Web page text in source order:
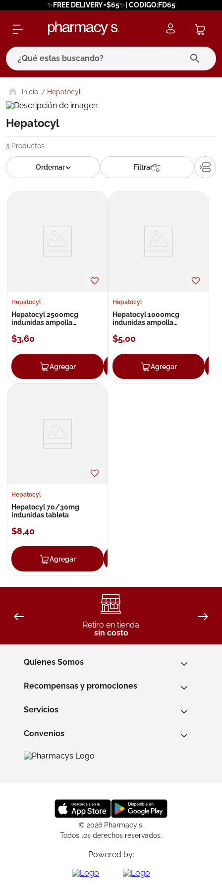
✨FREE DELIVERY +$65✨| CODIGO:FD65
¿Qué estas buscando?
Hepatocyl
Hepatocyl
3 Productos
Hepatocyl
Hepatocyl 2500mcg
indunidas ampolla
$3,60
Agregar Agregar
Hepatocyl
Hepatocyl 1000mcg
indunidas ampolla
$5,00
Agregar
Hepatocyl
Hepatocyl 70/30mg
indunidas tableta
$8,40
Agregar
Retiro en tienda
sin costo
Quienes Somos
Recompensas y promociones
Servicios
Convenios
© 2026 Pharmacy's.
Todos los derechos reservados.
Powered by:
términos más buscados
1. eucerin
2. protector solar
3. pilexil
5. cerave
roche posay